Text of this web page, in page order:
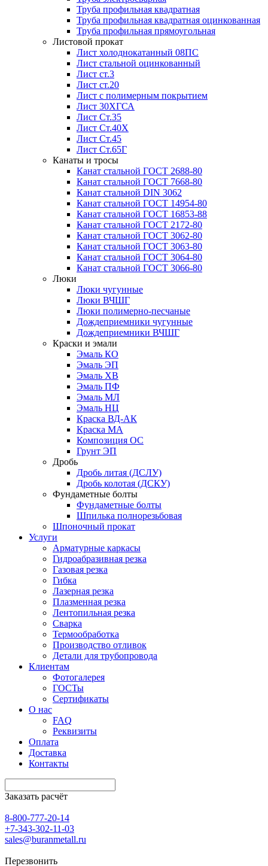
Труба профильная квадратная
Труба профильная квадратная оцинкованная
Труба профильная прямоугольная
Листовой прокат
Лист холоднокатанный 08ПС
Лист стальной оцинкованный
Лист ст.3
Лист ст.20
Лист с полимерным покрытием
Лист 30ХГСА
Лист Ст.35
Лист Ст.40Х
Лист Ст.45
Лист Ст.65Г
Канаты и тросы
Канат стальной ГОСТ 2688-80
Канат стальной ГОСТ 7668-80
Канат стальной DIN 3062
Канат стальной ГОСТ 14954-80
Канат стальной ГОСТ 16853-88
Канат стальной ГОСТ 2172-80
Канат стальной ГОСТ 3062-80
Канат стальной ГОСТ 3063-80
Канат стальной ГОСТ 3064-80
Канат стальной ГОСТ 3066-80
Люки
Люки чугунные
Люки ВЧШГ
Люки полимерно-песчаные
Дождеприемники чугунные
Дождеприемники ВЧШГ
Краски и эмали
Эмаль КО
Эмаль ЭП
Эмаль ХВ
Эмаль ПФ
Эмаль МЛ
Эмаль НЦ
Краска ВД-АК
Краска МА
Композиция ОС
Грунт ЭП
Дробь
Дробь литая (ДСЛУ)
Дробь колотая (ДСКУ)
Фундаметные болты
Фундаметные болты
Шпилька полнорезьбовая
Шпоночный прокат
Услуги
Арматурные каркасы
Гидроабразивная резка
Газовая резка
Гибка
Лазерная резка
Плазменная резка
Лентопильная резка
Сварка
Термообработка
Производство отливок
Детали для трубопровода
Клиентам
Фотогалерея
ГОСТы
Сертификаты
О нас
FAQ
Реквизиты
Оплата
Доставка
Контакты
Заказать расчёт
8-800-777-20-14
+7-343-302-11-03
sales@buranmetall.ru
Перезвонить